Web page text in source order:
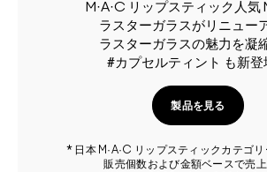
M·A·C リップスティック人気
ラスターガラスがリニュー
ラスターガラスの魅力を凝
#カプセルティント も新登
製品を見る
* 日本 M·A·C リップスティックカテゴ
販売個数および金額ベースで売上